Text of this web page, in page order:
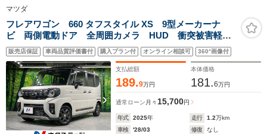
マツダ
フレアワゴン 660 タフスタイル XS 9型メーカーナ
ビ 両側電動ドア 全周囲カメラ HUD 衝突被害軽減
システム 禁煙車 コーナーセンサー スマートキー
LEDヘッド ビルトインETC 純正14インチアルミ 車
線逸脱警報
販売店保証 車両品質評価書付 購入プラン付 オンライン相談可 360°画像付
支払総額
189.9万円
本体価格
181.6万円
通常ローン 月々15,700円
年式 2025年 走行 1.2万km
車検
'28/03 修復
なし